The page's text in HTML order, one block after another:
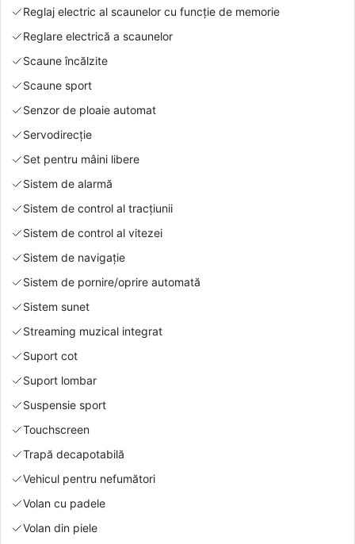
Reglaj electric al scaunelor cu funcție de memorie
Reglare electrică a scaunelor
Scaune încălzite
Scaune sport
Senzor de ploaie automat
Servodirecție
Set pentru mâini libere
Sistem de alarmă
Sistem de control al tracțiunii
Sistem de control al vitezei
Sistem de navigație
Sistem de pornire/oprire automată
Sistem sunet
Streaming muzical integrat
Suport cot
Suport lombar
Suspensie sport
Touchscreen
Trapă decapotabilă
Vehicul pentru nefumători
Volan cu padele
Volan din piele